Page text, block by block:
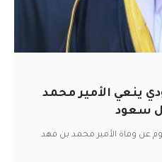
ينعي الأمير محمد
سعود
عن وفاة الأمير محمد بن فهد